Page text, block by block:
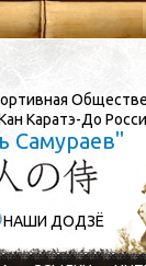
Каратэ-До
Самураев"
НАШИ ДОДЗЁ